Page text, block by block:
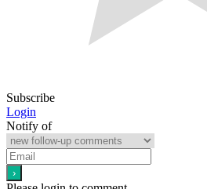
Subscribe
Login
Notify of